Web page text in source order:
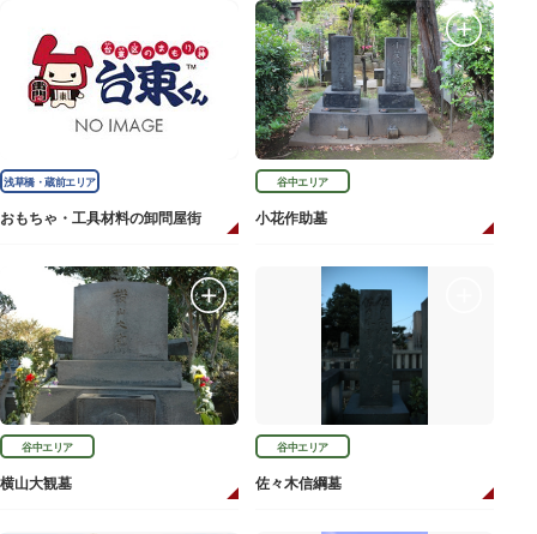
浅草橋・蔵前エリア
おもちゃ・工具材料の卸問屋街
谷中エリア
小花作助墓
谷中エリア
横山大観墓
谷中エリア
佐々木信綱墓